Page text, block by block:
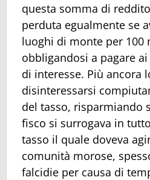
questa somma di
perduta egualmente se
luoghi di monte per 100
obbligandosi a pagare
di interesse. Più ancora
disinteressarsi
del tasso, risparmiando
fisco si surrogava in
tasso il quale doveva
comunità morose,
falcidie per causa di